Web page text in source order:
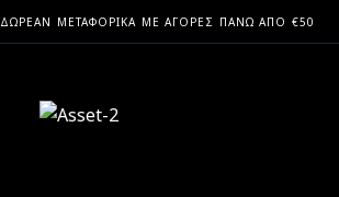
ΔΩΡΕΆΝ ΜΕΤΑΦΟΡΙΚΆ ΜΕ ΑΓΟΡΈΣ ΠΆΝΩ ΑΠΟ €50